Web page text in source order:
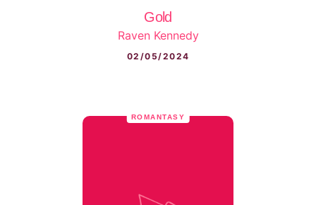
Gold
Raven Kennedy
02/05/2024
ROMANTASY